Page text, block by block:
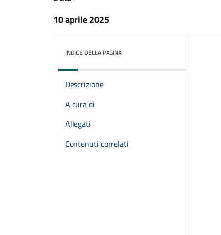
10 aprile 2025
INDICE DELLA PAGINA
Descrizione
A cura di
Allegati
Contenuti correlati